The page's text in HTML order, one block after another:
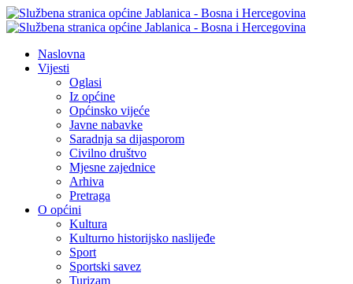
Naslovna
Vijesti
Oglasi
Iz općine
Općinsko vijeće
Javne nabavke
Saradnja sa dijasporom
Civilno društvo
Mjesne zajednice
Arhiva
Pretraga
O općini
Kultura
Kulturno historijsko naslijeđe
Sport
Sportski savez
Turizam